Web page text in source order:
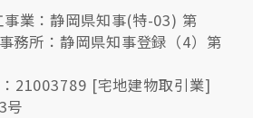
業：静岡県知事(特-03) 第
所：静岡県知事登録（4）第
21003789 [宅地建物取引業]
号